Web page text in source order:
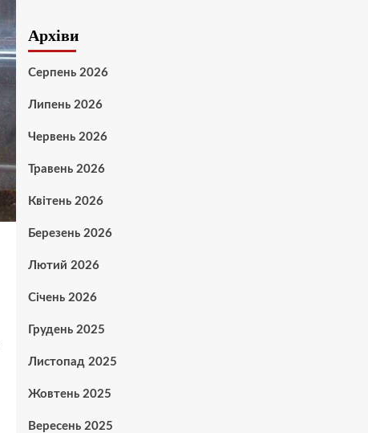
Архіви
Серпень 2026
Липень 2026
Червень 2026
Травень 2026
Квітень 2026
Березень 2026
Лютий 2026
Січень 2026
Грудень 2025
Листопад 2025
Жовтень 2025
Вересень 2025